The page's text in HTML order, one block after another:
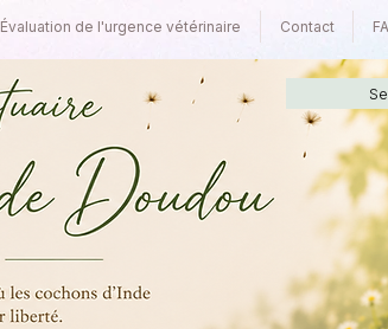
Évaluation de l'urgence vétérinaire Contact